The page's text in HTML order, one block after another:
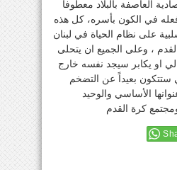
العاصفة بالبلاد معطوفاً
فعله في الكون بأسره، كل هذه
على نظام الحياة في لبنان
، وعلى الجميع ان يتحلى
او يكابر سيجد نفسه خارج
ستتكون بعيداً عن التضخم
الأساسي والوحيد
كرة القدم